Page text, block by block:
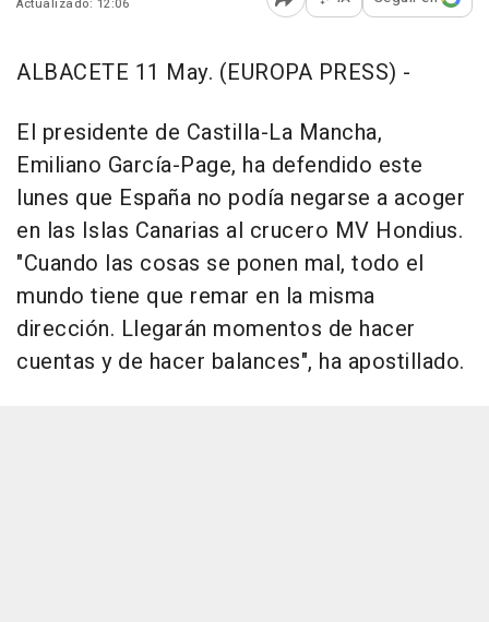
Actualizado: 12:06
Abrir opciones para
ALBACETE 11 May. (EUROPA PRESS) -
El presidente de Castilla-La Mancha,
Emiliano García-Page, ha defendido este
lunes que España no podía negarse a acoger
en las Islas Canarias al crucero MV Hondius.
"Cuando las cosas se ponen mal, todo el
mundo tiene que remar en la misma
dirección. Llegarán momentos de hacer
cuentas y de hacer balances", ha apostillado.